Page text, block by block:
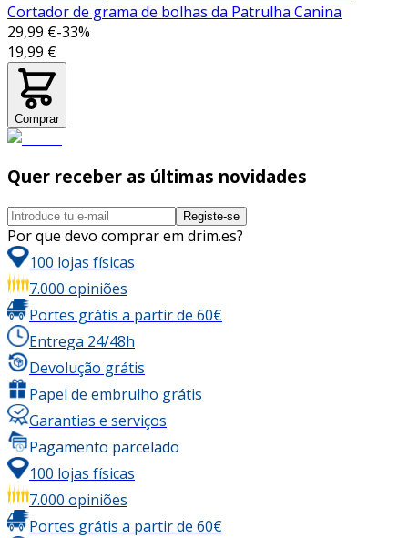
Cortador de grama de bolhas da Patrulha Canina
29,99 €-33%
19,99 €
Comprar
Quer receber as últimas novidades
Registe-se
Por que devo comprar em drim.es?
100 lojas físicas
7.000 opiniões
Portes grátis a partir de 60€
Entrega 24/48h
Devolução grátis
Papel de embrulho grátis
Garantias e serviços
Pagamento parcelado
100 lojas físicas
7.000 opiniões
Portes grátis a partir de 60€